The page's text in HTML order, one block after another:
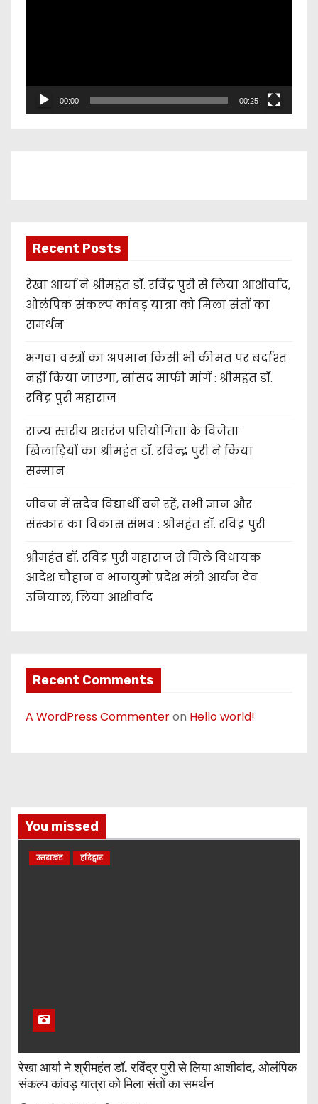
a
00:00 00:25
Recent Posts
रेखा आर्या ने श्रीमहंत डॉ. रविंद्र पुरी से लिया आशीर्वाद,
ओलंपिक संकल्प कांवड़ यात्रा को मिला संतों का
समर्थन
भगवा वस्त्रों का अपमान किसी भी कीमत पर बर्दाश्त
नहीं किया जाएगा, सांसद माफी मांगें : श्रीमहंत डॉ.
रविंद्र पुरी महाराज
राज्य स्तरीय शतरंज प्रतियोगिता के विजेता
खिलाड़ियों का श्रीमहंत डॉ. रविन्द्र पुरी ने किया
सम्मान
जीवन में सदैव विद्यार्थी बने रहें, तभी ज्ञान और
संस्कार का विकास संभव : श्रीमहंत डॉ. रविंद्र पुरी
श्रीमहंत डॉ. रविंद्र पुरी महाराज से मिले विधायक
आदेश चौहान व भाजयुमो प्रदेश मंत्री आर्यन देव
उनियाल, लिया आशीर्वाद
Recent Comments
A WordPress Commenteron Hello world!
You missed
उत्तराखंड हरिद्वार
रेखा आर्या ने श्रीमहंत डॉ. रविंद्र पुरी से लिया आशीर्वाद, ओलंपिक
संकल्प कांवड़ यात्रा को मिला संतों का समर्थन